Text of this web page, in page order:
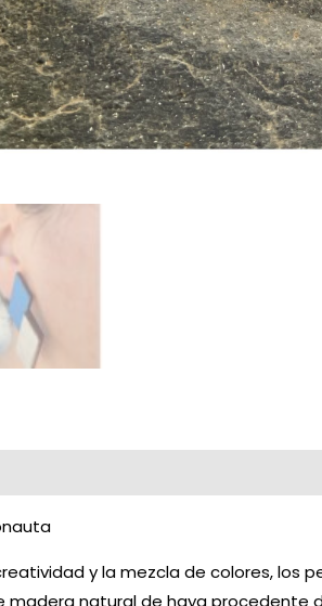
y la mezcla de colores, los
madera natural de haya